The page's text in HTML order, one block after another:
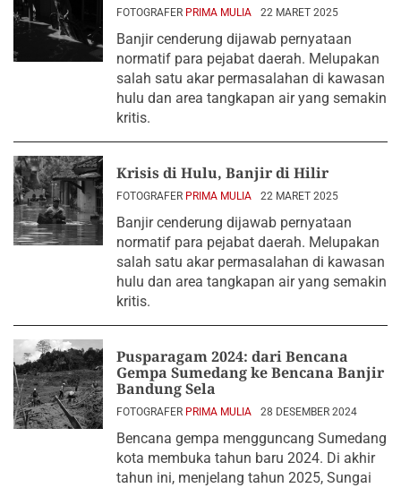
FOTOGRAFER PRIMA MULIA 22 MARET 2025
Banjir cenderung dijawab pernyataan
normatif para pejabat daerah. Melupakan
salah satu akar permasalahan di kawasan
hulu dan area tangkapan air yang semakin
kritis.
Krisis di Hulu, Banjir di Hilir
FOTOGRAFER PRIMA MULIA 22 MARET 2025
Banjir cenderung dijawab pernyataan
normatif para pejabat daerah. Melupakan
salah satu akar permasalahan di kawasan
hulu dan area tangkapan air yang semakin
kritis.
Pusparagam 2024: dari Bencana
Gempa Sumedang ke Bencana Banjir
Bandung Sela
FOTOGRAFER PRIMA MULIA 28 DESEMBER 2024
Bencana gempa mengguncang Sumedang
kota membuka tahun baru 2024. Di akhir
tahun ini, menjelang tahun 2025, Sungai